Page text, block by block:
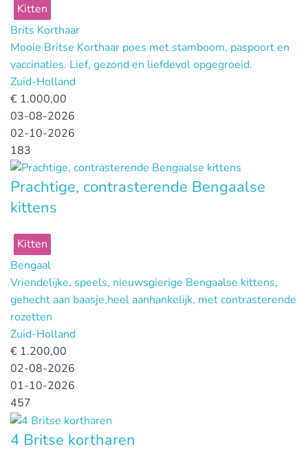
Kitten
Brits Korthaar
Mooie Britse Korthaar poes met stamboom, paspoort en
vaccinaties. Lief, gezond en liefdevol opgegroeid.
Zuid-Holland
€ 1.000,00
03-08-2026
02-10-2026
183
Prachtige, contrasterende Bengaalse
kittens
Kitten
Bengaal
Vriendelijke, speels, nieuwsgierige Bengaalse kittens,
gehecht aan baasje,heel aanhankelijk, met contrasterende
rozetten
Zuid-Holland
€ 1.200,00
02-08-2026
01-10-2026
457
4 Britse kortharen